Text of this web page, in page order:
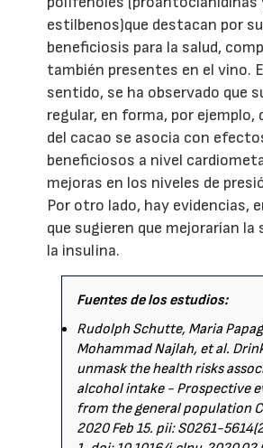
estilbenos)que destacan por
beneficiosis para la salud,
también presentes en el vino.
sentido, se ha observado que
regular, en forma, por ejemplo,
del cacao se asocia con
beneficiosos a nivel
mejoras en los niveles de
Por otro lado, hay evidencias,
que sugieren que mejorarían la
la insulina.
Fuentes de los estudios:
Rudolph Schutte, Maria
Mohammad Najlah, et al.
unmask the health risks
alcohol intake - Prospective
from the general population
2020 Feb 15. pii: S0261-